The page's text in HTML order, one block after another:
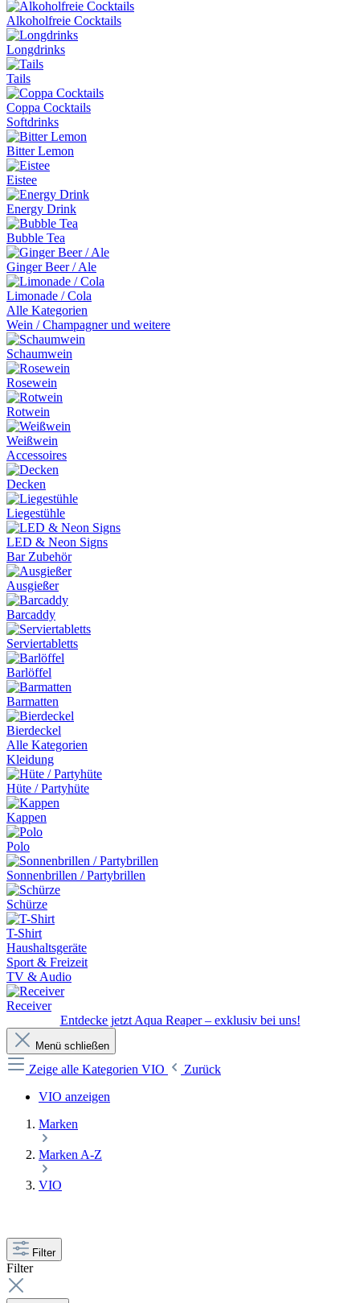
Alkoholfreie Cocktails
Longdrinks
Tails
Coppa Cocktails
Softdrinks
Bitter Lemon
Eistee
Energy Drink
Bubble Tea
Ginger Beer / Ale
Limonade / Cola
Alle Kategorien
Wein / Champagner und weitere
Schaumwein
Rosewein
Rotwein
Weißwein
Accessoires
Decken
Liegestühle
LED & Neon Signs
Bar Zubehör
Ausgießer
Barcaddy
Serviertabletts
Barlöffel
Barmatten
Bierdeckel
Alle Kategorien
Kleidung
Hüte / Partyhüte
Kappen
Polo
Sonnenbrillen / Partybrillen
Schürze
T-Shirt
Haushaltsgeräte
Sport & Freizeit
TV & Audio
Receiver
Entdecke jetzt Aqua Reaper – exklusiv bei uns!
Menü schließen
Zeige alle Kategorien VIO
Zurück
VIO anzeigen
Marken
Marken A-Z
VIO
Filter
Filter